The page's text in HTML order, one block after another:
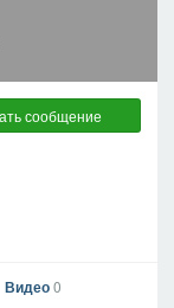
сообщение
Видео0